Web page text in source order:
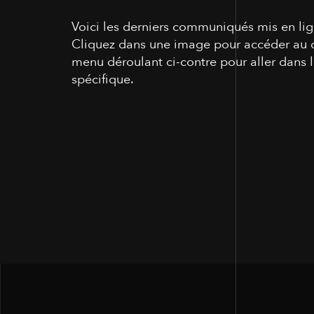
Voici les derniers communiqués mis en
Cliquez dans une image pour accéder
menu déroulant ci-contre pour aller dans
spécifique.